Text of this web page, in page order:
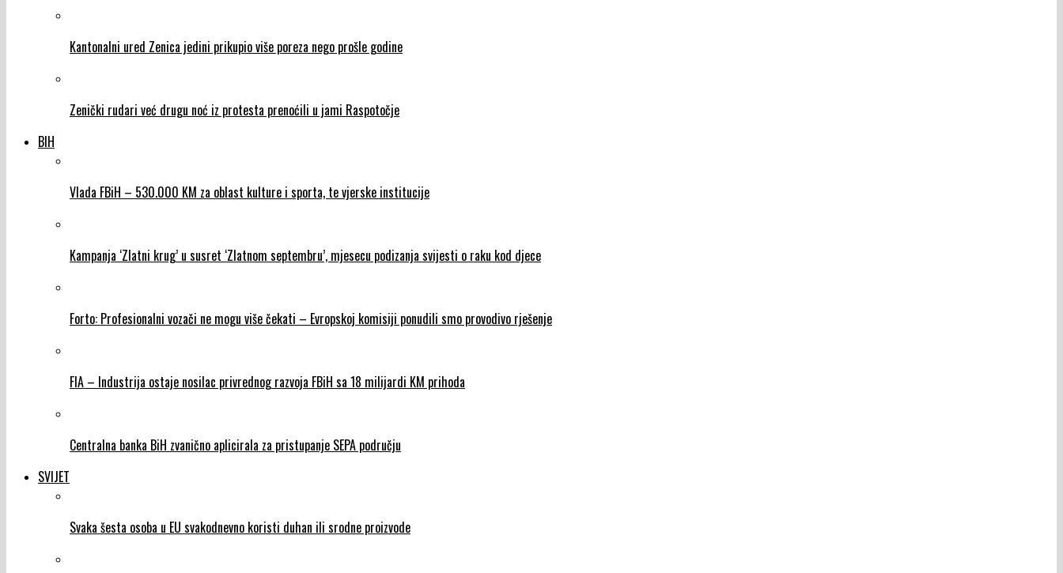
Kantonalni ured Zenica jedini prikupio više poreza nego prošle godine
Zenički rudari već drugu noć iz protesta prenoćili u jami Raspotočje
BIH
Vlada FBiH – 530.000 KM za oblast kulture i sporta, te vjerske institucije
Kampanja ‘Zlatni krug’ u susret ‘Zlatnom septembru’, mjesecu podizanja svijesti o raku kod djece
Forto: Profesionalni vozači ne mogu više čekati – Evropskoj komisiji ponudili smo provodivo rješenje
FIA – Industrija ostaje nosilac privrednog razvoja FBiH sa 18 milijardi KM prihoda
Centralna banka BiH zvanično aplicirala za pristupanje SEPA području
SVIJET
Svaka šesta osoba u EU svakodnevno koristi duhan ili srodne proizvode